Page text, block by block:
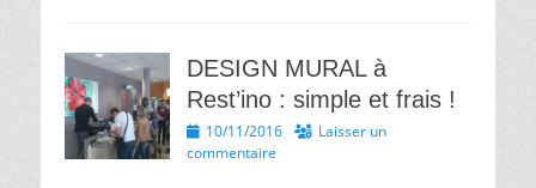
DESIGN MURAL à
Rest’ino : simple et frais !
Posted
on
10/11/2016
Laisser un
commentaire